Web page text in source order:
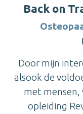
Back on
Door mijn
alsook de
met
opleiding